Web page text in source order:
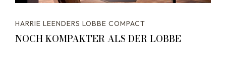
HARRIE LEENDERS LOBBE COMPACT
NOCH KOMPAKTER ALS DER LOBBE